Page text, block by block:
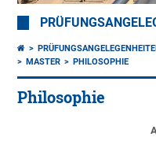
MASTER
PHILOSOPHIE
Philosophie